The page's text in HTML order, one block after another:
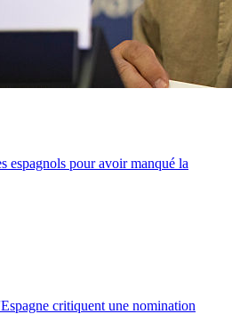
espagnols pour avoir manqué la
critiquent une nomination